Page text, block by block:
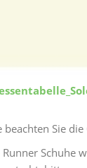
beachten Sie
Runner Schuhe